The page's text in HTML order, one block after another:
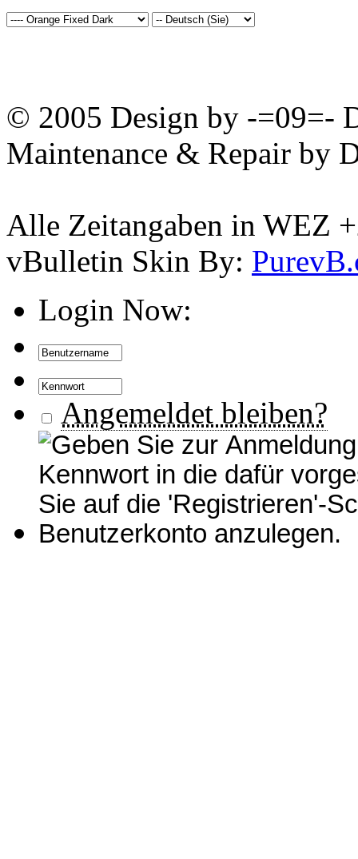
© 2005 Design by -=09=-
Maintenance & Repair by
Alle Zeitangaben in WEZ
vBulletin Skin By:
Login Now:
Angemeldet bleiben?